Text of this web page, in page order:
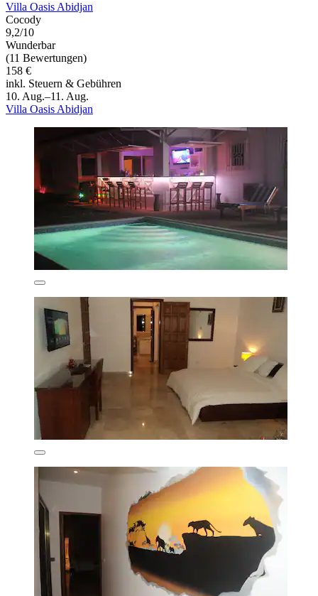
Villa Oasis Abidjan
Cocody
9,2/10
Wunderbar
(11 Bewertungen)
158 €
inkl. Steuern & Gebühren
10. Aug.–11. Aug.
Villa Oasis Abidjan